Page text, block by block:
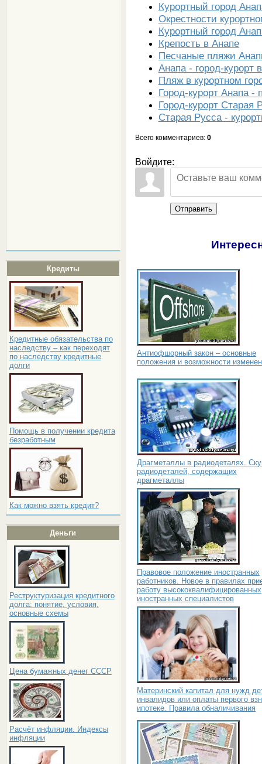
Кредиты
Кредитные обязательства по
наследству – как переходят
по наследству кредитные
долги
Помощь в получении кредита
безработным
Как можно взять кредит?
Деньги
Реструктуризация кредитного
долга: понятие, условия,
основные схемы
Цена бумажных денег СССР
Расчёт инфляции. Индексы
инфляции
Курортный город
Окрестности
Курортный город
Крепость в Анапе
Песчаные пляжи
Анапа - город-курорт
Пляж в курортном
Город-курорт Анапа -
Город-курорт Старая
Старая Русса -
Всего комментариев: 0
Войдите:
Отправить
Антиофшорный закон – основные
положения и возможности
Драгметаллы в радиодеталях.
радиодеталей, содержащих
драгметаллы
Правовое положение иностранных
работников. Новое в правилах
работу высококвалифицированных
иностранных специалистов
Материнский капитал для нужд
инвалидов или оплаты первого
ипотеке. Правила обналичивания